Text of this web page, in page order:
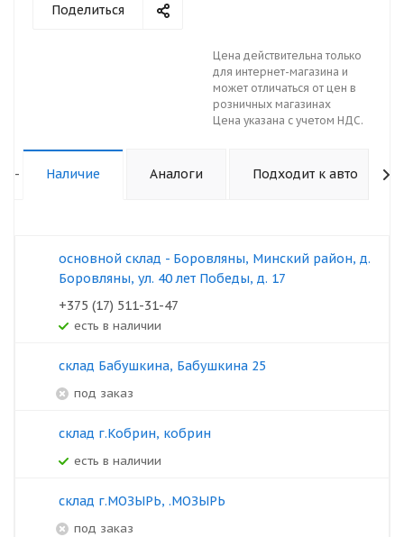
Поделиться
Цена действительна только
для интернет-магазина и
может отличаться от цен в
розничных магазинах
Цена указана с учетом НДС.
- Наличие Аналоги Подходит к авто
основной склад - Боровляны, Минский район, д.
Боровляны, ул. 40 лет Победы, д. 17
+375 (17) 511-31-47
Есть в наличии
склад Бабушкина, Бабушкина 25
под заказ
склад г.Кобрин, кобрин
Есть в наличии
склад г.МОЗЫРЬ, .МОЗЫРЬ
под заказ